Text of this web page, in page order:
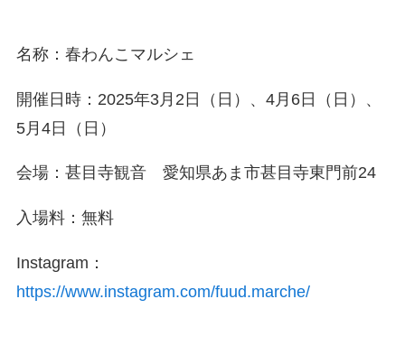
名称：春わんこマルシェ
開催日時：2025年3月2日（日）、4月6日（日）、
5月4日（日）
会場：甚目寺観音 愛知県あま市甚目寺東門前24
入場料：無料
Instagram：
https://www.instagram.com/fuud.marche/